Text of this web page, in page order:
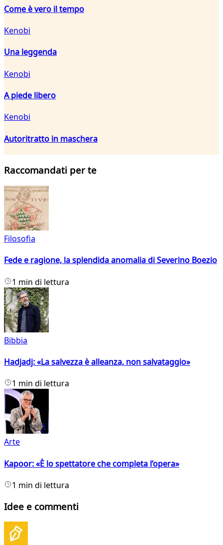
Come è vero il tempo
Kenobi
Una leggenda
Kenobi
A piede libero
Kenobi
Autoritratto in maschera
Raccomandati per te
Filosofia
Fede e ragione, la splendida anomalia di Severino Boezio
1 min di lettura
Bibbia
Hadjadj: «La salvezza è alleanza, non salvataggio»
1 min di lettura
Arte
Kapoor: «È lo spettatore che completa l’opera»
1 min di lettura
Idee e commenti